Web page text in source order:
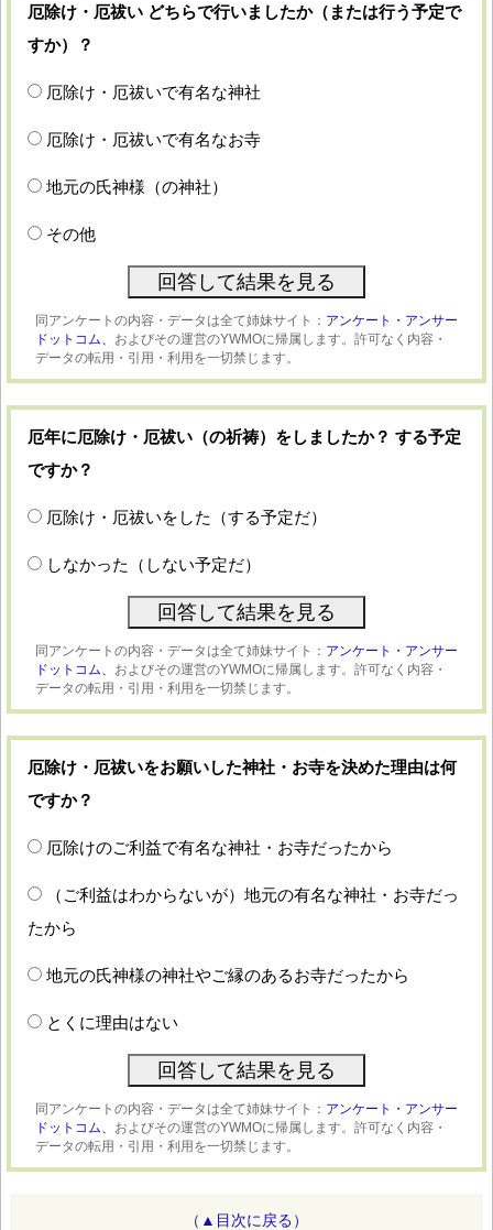
厄除け・厄祓い どちらで行いましたか（または行う予定で
すか）？
厄除け・厄祓いで有名な神社
厄除け・厄祓いで有名なお寺
地元の氏神様（の神社）
その他
同アンケートの内容・データは全て姉妹サイト： アンケート・アンサー
ドットコム、 およびその運営のYWMOに帰属します。許可なく内容・
データの転用・引用・利用を一切禁じます。
厄年に厄除け・厄祓い（の祈祷）をしましたか？ する予定
ですか？
厄除け・厄祓いをした（する予定だ）
しなかった（しない予定だ）
同アンケートの内容・データは全て姉妹サイト： アンケート・アンサー
ドットコム、 およびその運営のYWMOに帰属します。許可なく内容・
データの転用・引用・利用を一切禁じます。
厄除け・厄祓いをお願いした神社・お寺を決めた理由は何
ですか？
厄除けのご利益で有名な神社・お寺だったから
（ご利益はわからないが）地元の有名な神社・お寺だっ
たから
地元の氏神様の神社やご縁のあるお寺だったから
とくに理由はない
同アンケートの内容・データは全て姉妹サイト： アンケート・アンサー
ドットコム、 およびその運営のYWMOに帰属します。許可なく内容・
データの転用・引用・利用を一切禁じます。
（▲目次に戻る）